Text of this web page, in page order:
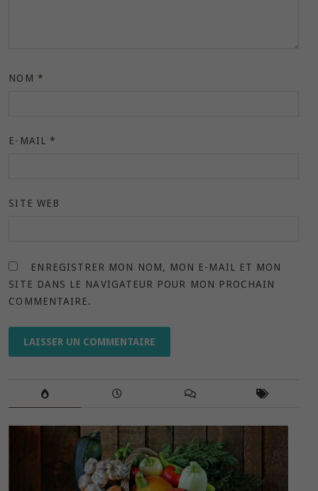
NOM *
E-MAIL *
SITE WEB
ENREGISTRER MON NOM, MON E-MAIL ET MON
SITE DANS LE NAVIGATEUR POUR MON PROCHAIN
COMMENTAIRE.